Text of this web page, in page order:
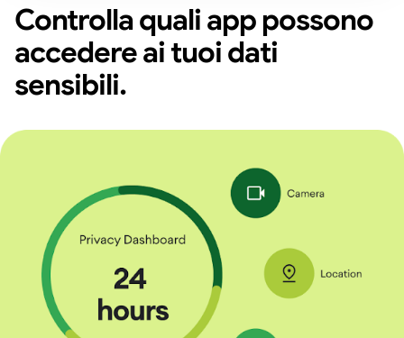
Controlla quali app possono
accedere ai tuoi dati
sensibili.